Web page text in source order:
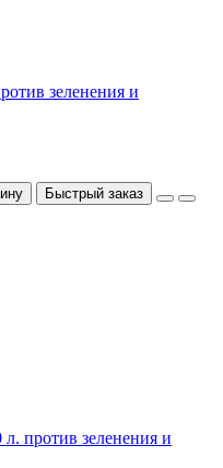
зеленения и
Быстрый заказ
против зеленения и